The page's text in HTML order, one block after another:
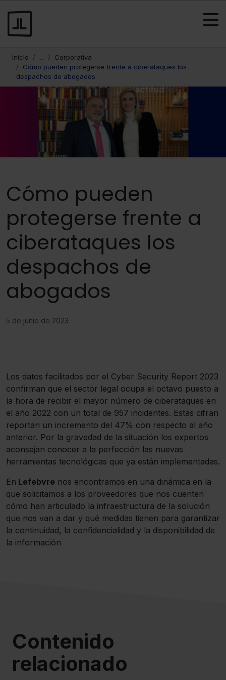
Inicio ...
Corporativa
Cómo pueden protegerse frente a ciberataques los
despachos de abogados
Cómo pueden
protegerse frente a
ciberataques los
despachos de
abogados
5 de junio de 2023
Los datos facilitados por el Cyber Security Report 2023
confirman que el sector legal ocupa el octavo puesto a
la hora de recibir el mayor número de ciberataques en
el año 2022 con un total de 957 incidentes. Estas cifran
reportan un incremento del 47% con respecto al año
anterior. Por la gravedad de la situación los expertos
aconsejan conocer a la perfección las nuevas
herramientas tecnológicas que ya están implementadas.
En Lefebvre nos encontramos en una dinámica en la
que solicitamos a los proveedores que nos cuenten
cómo han articulado la infraestructura de la solución
que nos van a dar y qué medidas tienen para garantizar
la continuidad, la confidencialidad y la disponibilidad de
la información
Contenido
relacionado